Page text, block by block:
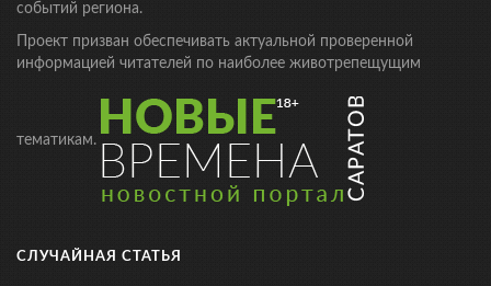
событий региона.
Проект призван обеспечивать актуальной проверенной
информацией читателей по наиболее животрепещущим
тематикам.
СЛУЧАЙНАЯ СТАТЬЯ